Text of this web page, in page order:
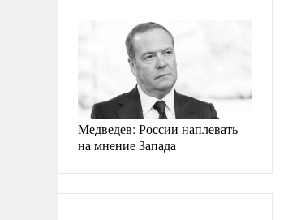
Медведев: России наплевать
на мнение Запада